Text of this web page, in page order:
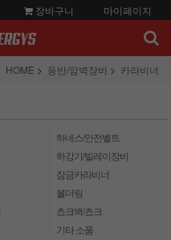
장바구니 마이페이지
HOME 등반/암벽장비 카라비너
하네스/안전벨트
하강기/빌레이장비
잠금카라비너
볼더링
쵸크백/쵸크
기타 소품